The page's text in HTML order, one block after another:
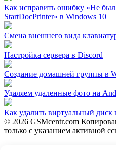
Как исправить ошибку «Не был
StartDocPrinter» в Windows 10
Смена внешнего вида
Настройка сервера в Discord
Создание домашней группы в
Удаляем удаленные фото на
Как удалить виртуальный диск
© 2026 GSMcentr.com
только с указанием активной
Обратная связь